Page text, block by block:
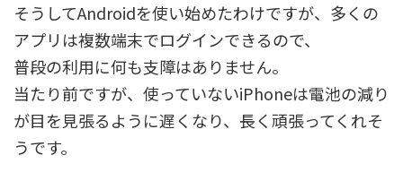
そうしてAndroidを使い始めたわけですが、多くの
アプリは複数端末でログインできるので、
普段の利用に何も支障はありません。
当たり前ですが、使っていないiPhoneは電池の減り
が目を見張るように遅くなり、長く頑張ってくれそ
うです。